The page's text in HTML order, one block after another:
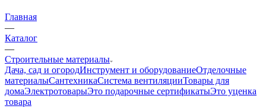
Главная
—
Каталог
—
Строительные материалы
Дача, сад и огородИнструмент и оборудованиеОтделочные
материалыСантехникаСистема вентиляцииТовары для
домаЭлектротоварыЭто подарочные сертификатыЭто уценка
товара